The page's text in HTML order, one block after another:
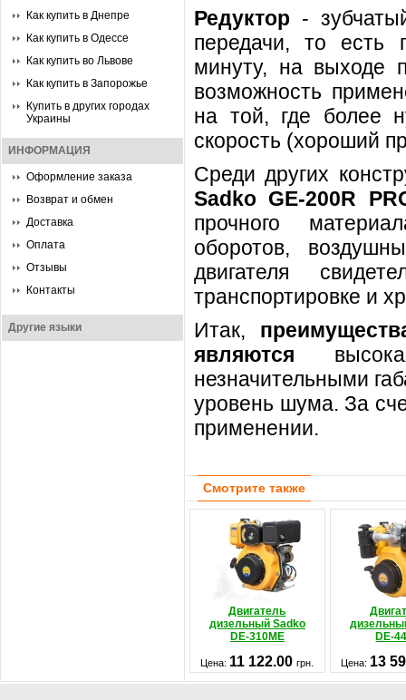
Как купить в Днепре
Как купить в Одессе
Как купить во Львове
Как купить в Запорожье
Купить в других городах
Украины
ИНФОРМАЦИЯ
Оформление заказа
Возврат и обмен
Доставка
Оплата
Отзывы
Контакты
Другие языки
Редуктор -
передачи, то есть
минуту, на выходе
возможность
на той, где более
скорость (хороший
Среди других
Sadko GE-200R
прочного
оборотов,
двигателя
транспортировке и
Итак,
являются
незначительными
уровень шума. За
применении.
Смотрите также
Двигатель
дизельный Sadko
DE-310ME
DE-
Цена: 11 122.00грн. Цена: 13